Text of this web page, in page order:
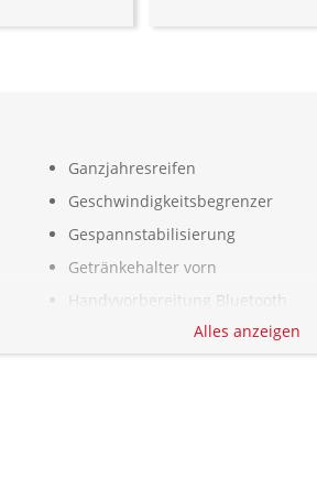
Ganzjahresreifen
Geschwindigkeitsbegrenzer
Gespannstabilisierung
Getränkehalter vorn
Handyvorbereitung Bluetooth
ISOFIX Kindersitzbefestigung
Alles anzeigen